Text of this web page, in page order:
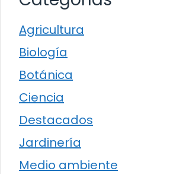
Agricultura
Biología
Botánica
Ciencia
Destacados
Jardinería
Medio ambiente